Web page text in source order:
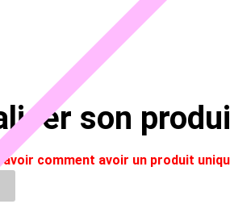
son
comment avoir un produit